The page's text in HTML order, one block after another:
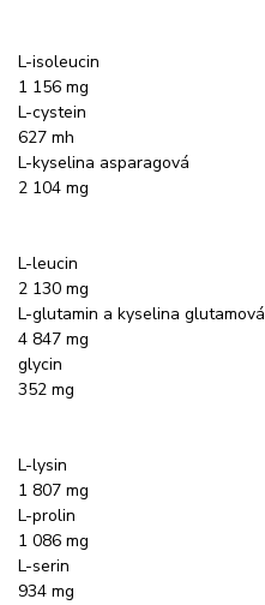
L-isoleucin
1 156 mg
L-cystein
627 mh
L-kyselina asparagová
2 104 mg
L-leucin
2 130 mg
L-glutamin a kyselina glutamová
4 847 mg
glycin
352 mg
L-lysin
1 807 mg
L-prolin
1 086 mg
L-serin
934 mg